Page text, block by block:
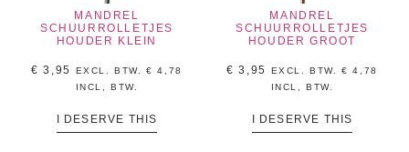
MANDREL
SCHUURROLLETJES
HOUDER KLEIN
€ 3,95 EXCL. BTW.€ 4,78
INCL, BTW.
I DESERVE THIS
MANDREL
SCHUURROLLETJES
HOUDER GROOT
€ 3,95 EXCL. BTW.€ 4,78
INCL, BTW.
I DESERVE THIS